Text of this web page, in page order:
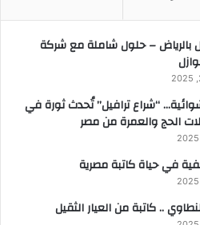
بالرياض – حلول شاملة مع شركة
“شراع ترافيل” تُحدث ثورة في
الحج والعمرة من مصر
في حياة كاتبة مصرية
.. كاتبة من العيار الثقيل